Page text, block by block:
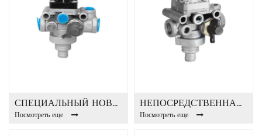
СПЕЦИАЛЬНЫЙ НОВЫЙ И СТАРЫЙ РАЗГРУЗОЧНЫЙ КЛАПАН FA3001
Посмотреть еще
НЕПОСРЕДСТВЕННАЯ ПРОДАЖА РАЗГРУЗОЧНЫЙ КЛАПАН FA3001D
Посмотреть еще